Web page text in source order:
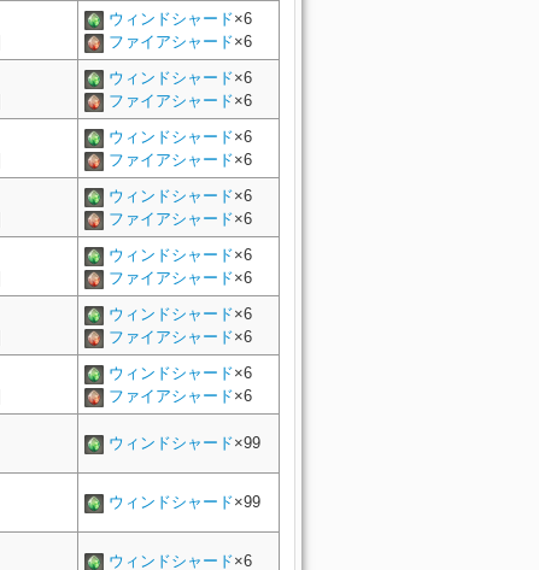
ウィンドシャード×6
ファイアシャード×6
ウィンドシャード×6
ファイアシャード×6
ウィンドシャード×6
ファイアシャード×6
ウィンドシャード×6
ファイアシャード×6
ウィンドシャード×6
ファイアシャード×6
ウィンドシャード×6
ファイアシャード×6
ウィンドシャード×6
ファイアシャード×6
ウィンドシャード×99
ウィンドシャード×99
ウィンドシャード×6